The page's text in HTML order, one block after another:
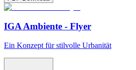
IGA Ambiente - Flyer
Ein Konzept für stilvolle Urbanität